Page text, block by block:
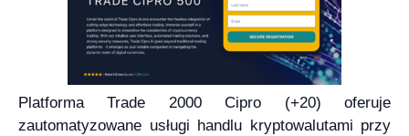
Platforma Trade 2000 Cipro (+20) oferuje
zautomatyzowane usługi handlu kryptowalutami przy